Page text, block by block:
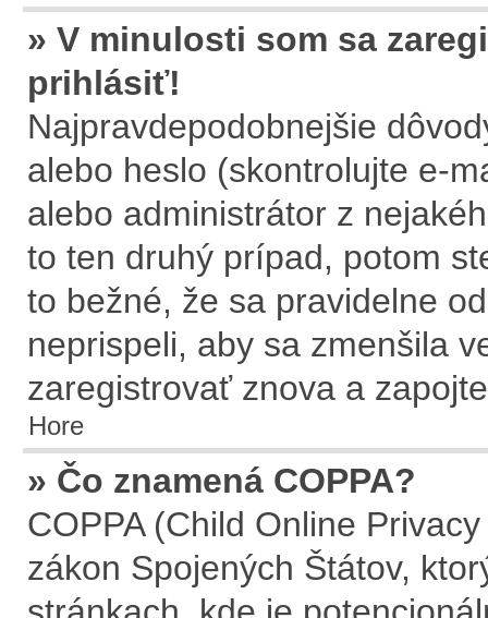
» V minulosti som sa
prihlásiť!
Najpravdepodobnejšie
alebo heslo (skontrolujte e-
alebo administrátor z
to ten druhý prípad, potom
to bežné, že sa pravidelne
neprispeli, aby sa zmenšila
zaregistrovať znova a
Hore
» Čo znamená COPPA?
COPPA (Child Online
zákon Spojených Štátov,